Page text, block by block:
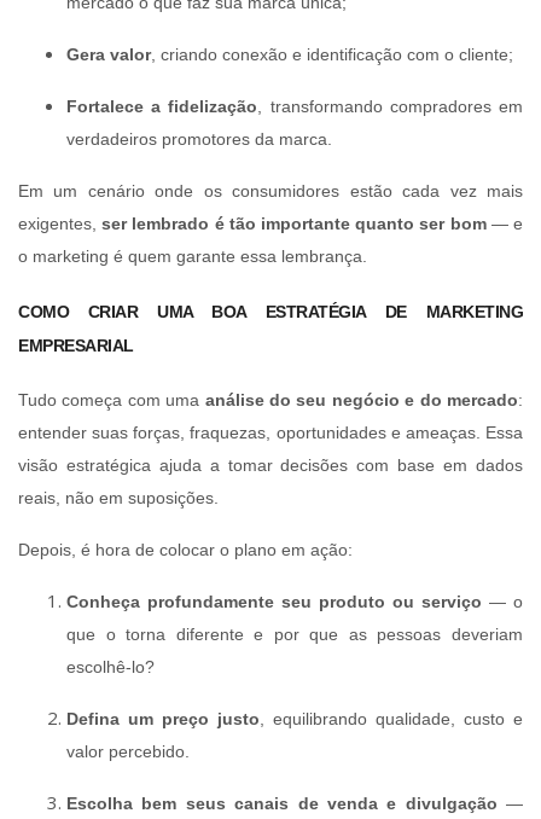
Gera valor, criando conexão e identificação com o cliente;
Fortalece a fidelização , transformando compradores em
verdadeiros promotores da marca.
Em um cenário onde os consumidores estão cada vez mais
exigentes,ser lembrado é tão importante quanto ser bom— e
o marketing é quem garante essa lembrança.
COMO CRIAR UMA BOA ESTRATÉGIA DE MARKETING
EMPRESARIAL
Tudo começa com uma análise do seu negócio e do mercado:
entender suas forças, fraquezas, oportunidades e ameaças. Essa
visão estratégica ajuda a tomar decisões com base em dados
reais, não em suposições.
Depois, é hora de colocar o plano em ação:
Conheça profundamente seu produto ou serviço — o
que o torna diferente e por que as pessoas deveriam
escolhê-lo?
Defina um preço justo , equilibrando qualidade, custo e
valor percebido.
Escolha bem seus canais de venda e divulgação —